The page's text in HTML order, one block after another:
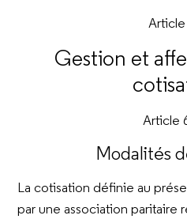
Gestion et
Article
Modalités
La cotisation définie au
par une association paritaire